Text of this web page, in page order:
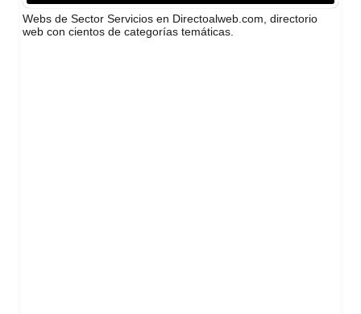
Webs de Sector Servicios en Directoalweb.com, directorio
web con cientos de categorí­as temáticas.